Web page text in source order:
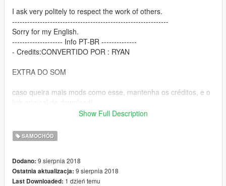
I ask very politely to respect the work of others.
--------------------------------------------------------------
Sorry for my English.
-------------------- Info PT-BR --------------
- Credits:CONVERTIDO POR : RYAN
EXTRA DO SOM
caso queira mais mods como esse, mantenha os créditos, e o
https://www.youtube.com/channel/UCTAuIkduZ70zEESg8cIXbg
w
Peço com muita educação que respeite o trabalho dos outros.
Show Full Description
SAMOCHÓD
Dodano: 9 sierpnia 2018
Ostatnia aktualizacja: 9 sierpnia 2018
Last Downloaded: 1 dzień temu